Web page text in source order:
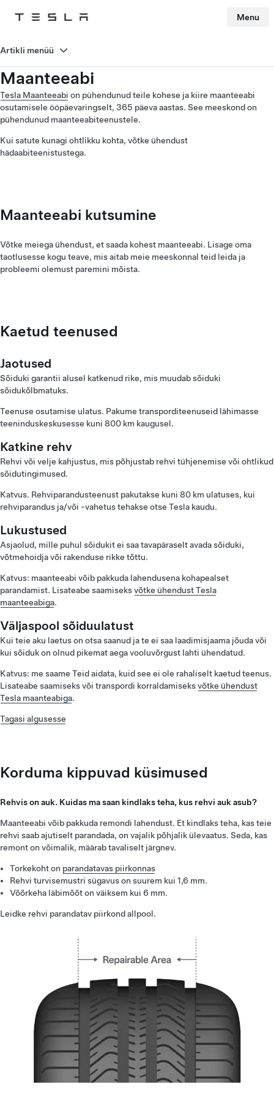
Tesla Menu
Maanteeabi
Tesla Maanteeabi on pühendunud teile kohese ja kiire maanteeabi
osutamisele ööpäevaringselt, 365 päeva aastas. See meeskond on
pühendunud maanteeabiteenustele.
Kui satute kunagi ohtlikku kohta, võtke ühendust
hädaabiteenistustega.
Maanteeabi kutsumine
Võtke meiega ühendust, et saada kohest maanteeabi. Lisage oma
taotlusesse kogu teave, mis aitab meie meeskonnal teid leida ja
probleemi olemust paremini mõista.
Kaetud teenused
Jaotused
Sõiduki garantii alusel katkenud rike, mis muudab sõiduki
sõidukõlbmatuks.
Teenuse osutamise ulatus. Pakume transporditeenuseid lähimasse
teeninduskeskusesse kuni 800 km kaugusel.
Katkine rehv
Rehvi või velje kahjustus, mis põhjustab rehvi tühjenemise või ohtlikud
sõidutingimused.
Katvus. Rehviparandusteenust pakutakse kuni 80 km ulatuses, kui
rehviparandus ja/või -vahetus tehakse otse Tesla kaudu.
Lukustused
Asjaolud, mille puhul sõidukit ei saa tavapäraselt avada sõiduki,
võtmehoidja või rakenduse rikke tõttu.
Katvus: maanteeabi võib pakkuda lahendusena kohapealset
parandamist. Lisateabe saamiseksvõtke ühendust Tesla
maanteeabiga.
Väljaspool sõiduulatust
Kui teie aku laetus on otsa saanud ja te ei saa laadimisjaama jõuda või
kui sõiduk on olnud pikemat aega vooluvõrgust lahti ühendatud.
Katvus: me saame Teid aidata, kuid see ei ole rahaliselt kaetud teenus.
Lisateabe saamiseks või transpordi korraldamiseksvõtke ühendust
Tesla maanteabiga.
Tagasi algusesse
Korduma kippuvad küsimused
Rehvis on auk. Kuidas ma saan kindlaks teha, kus rehvi auk asub?
Maanteeabi võib pakkuda remondi lahendust. Et kindlaks teha, kas teie
rehvi saab ajutiselt parandada, on vajalik põhjalik ülevaatus. Seda, kas
remont on võimalik, määrab tavaliselt järgnev.
Torkekoht on parandatavas piirkonnas
Rehvi turvisemustri sügavus on suurem kui 1,6 mm.
Võõrkeha läbimõõt on väiksem kui 6 mm.
Leidke rehvi parandatav piirkond allpool.
Artikli menüü